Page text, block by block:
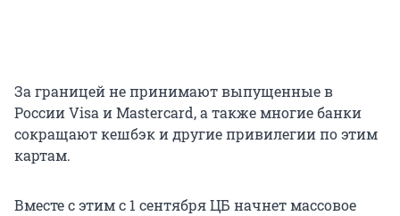
За границей не принимают выпущенные в
России Visa и Mastercard, а также многие банки
сокращают кешбэк и другие привилегии по этим
картам.
Вместе с этим с 1 сентября ЦБ начнет массовое